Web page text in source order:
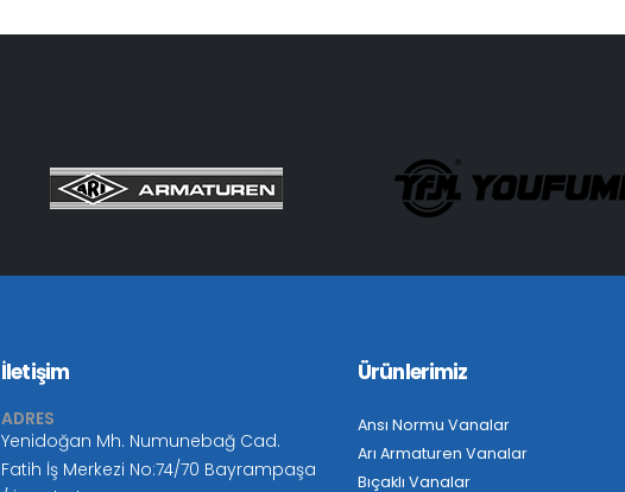
İletişim
ADRES
Yenidoğan Mh. Numunebağ Cad.
Fatih İş Merkezi No:74/70 Bayrampaşa
Ürünlerimiz
Ansı Normu Vanalar
Arı Armaturen Vanalar
Bıçaklı Vanalar